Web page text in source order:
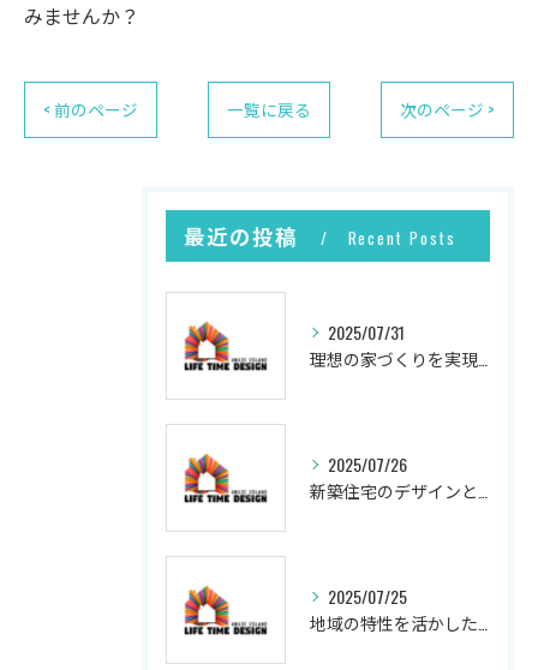
みませんか？
< 前のページ 一覧に戻る 次のページ >
最近の投稿 Recent Posts
2025/07/31
2025/07/26
2025/07/25